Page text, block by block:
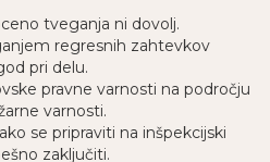
tveganja ni dovolj.
regresnih zahtevkov
pri delu.
pravne varnosti na področju
varnosti.
se pripraviti na inšpekcijski
zaključiti.